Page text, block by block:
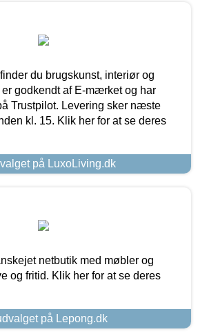
du brugskunst, interiør og
godkendt af E-mærket og har
Trustpilot. Levering sker næste
kl. 15. Klik her for at se deres
på LuxoLiving.dk
netbutik med møbler og
og fritid. Klik her for at se deres
på Lepong.dk